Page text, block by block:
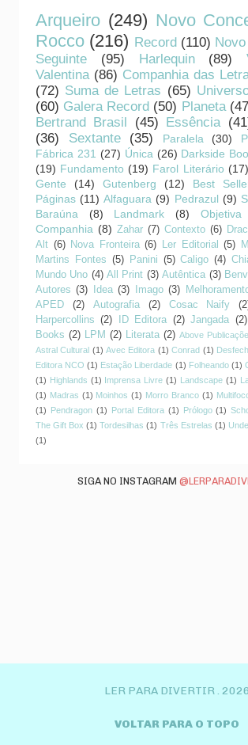
Arqueiro (249) Novo
Rocco (216) Record (110)
Seguinte
(95) Harlequin (89)
Valentina (86) Companhia das
(72) Suma de Letras (65)
(60) Galera Record (50) Planeta
Bertrand Brasil
(45) Essência
(36)
Sextante (35) Paralela (30)
Fábrica 231 (27) Única (26) Darkside
(19) Fundamento (19) Farol Literário (17)
Gente
(14) Gutenberg (12) Best
Páginas (11) Alfaguara (9) Pedrazul (9)
Baraúna
(8) Landmark (8) Objetiva
Companhia (8) Zahar (7) Contexto (6)
Alt (6) Nova Fronteira (6) Ler Editorial (5)
Martins Fontes (5) Panini (5) Caligo (4)
Mundo Uno (4) All Print (3) Autêntica (3)
Autores (3) Idea (3) Imago (3)
APED
(2) Autografia (2) Cosac Naify
Harpercollins
(2) ID Editora (2) Jangada (2)
Books (2) LPM (2) Literata (2) Above
Astral Cultural (1) Avec Editora (1) Conrad (1)
Editora NCO (1) Estação Liberdade (1) Folheando (1)
(1) Highlands (1) Imprensa Livre (1) Landscape (1)
(1) Madras (1) Moinhos (1) Morro Branco (1)
(1) Pendragon (1) Portal Editora (1) Prólogo (1)
The Gift Box (1) Tordesilhas (1) Três Estrelas (1)
(1)
SIGA NO INSTAGRAM
LER PARA DIVERTIR . 2026
VOLTAR PARA O TOPO